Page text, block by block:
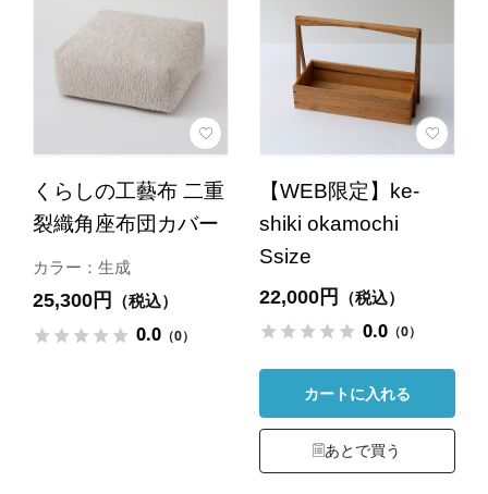
くらしの工藝布 二重
裂織角座布団カバー
カラー：生成
25,300円 （税込）
0.0（0）
【WEB限定】ke-
shiki okamochi
Ssize
22,000円 （税込）
0.0（0）
カートに入れる
あとで買う